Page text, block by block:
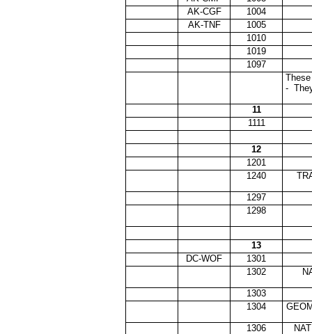
AK-CGF
1004
AK-TNF
1005
1010
1019
1097
-
11
1111
12
1201
1240
1297
1298
13
DC-WOF
1301
1302
1303
1304
1306